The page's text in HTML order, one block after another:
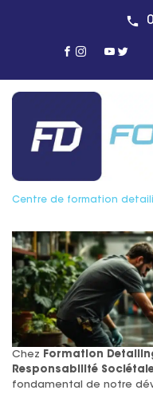
Centre de formation
Chez Formation
Responsabilité
fondamental de notre